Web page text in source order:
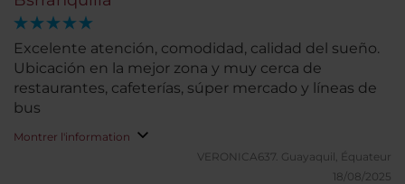
Excelente atención, comodidad, calidad del sueño.
Ubicación en la mejor zona y muy cerca de
restaurantes, cafeterías, súper mercado y líneas de
bus
Montrer l'information
VERONICA637. Guayaquil, Équateur
18/08/2025